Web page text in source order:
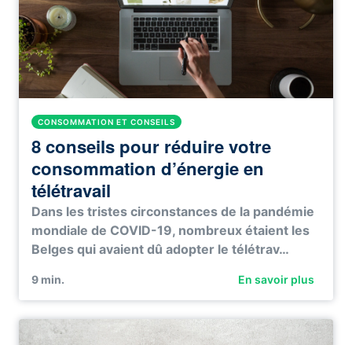
CONSOMMATION ET CONSEILS
8 conseils pour réduire votre
consommation d’énergie en
télétravail
Dans les tristes circonstances de la pandémie
mondiale de COVID-19, nombreux étaient les
Belges qui avaient dû adopter le télétrav…
9 min. En savoir plus